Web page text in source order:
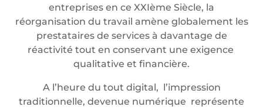
entreprises en ce XXIème Siècle, la
réorganisation du travail amène globalement les
prestataires de services à davantage de
réactivité tout en conservant une exigence
qualitative et financière.
A l’heure du tout digital, l’impression
traditionnelle, devenue numérique représente